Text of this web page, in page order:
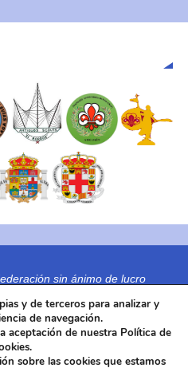
sin ánimo de lucro
a AISG España en 2007
desde 8 de Agosto de 1.979
de Tortosa sn
y de terceros para analizar y
de navegación.
aceptación de nuestra Política de
sobre las cookies que estamos